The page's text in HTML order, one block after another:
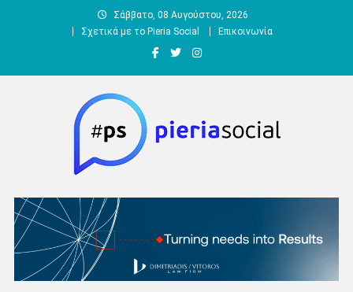
Σάββατο, 08 Αυγούστου, 2026
Σχετικά με το Pieria Social
Επικοινωνία
Pieria Social